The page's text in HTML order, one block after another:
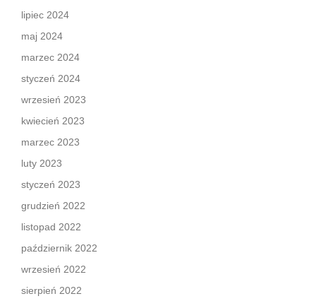
lipiec 2024
maj 2024
marzec 2024
styczeń 2024
wrzesień 2023
kwiecień 2023
marzec 2023
luty 2023
styczeń 2023
grudzień 2022
listopad 2022
październik 2022
wrzesień 2022
sierpień 2022